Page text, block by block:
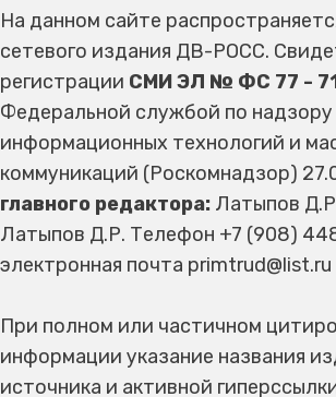
На данном сайте
сетевого издания ДВ-РОСС.
регистрации СМИ ЭЛ № ФС 77 -
Федеральной службой по надзору
информационных технологий и
коммуникаций (Роскомнадзор)
главного редактора: Латыпов
Латыпов Д.Р. Телефон +7 (908)
электронная почта primtrud@list.ru
При полном или частичном
информации указание названия
источника и активной